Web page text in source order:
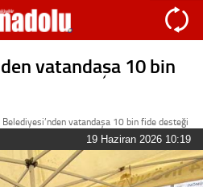
vatandaşa 10 bin
Belediyesi’nden vatandaşa 10 bin fide desteği
19 Haziran 2026 10:19